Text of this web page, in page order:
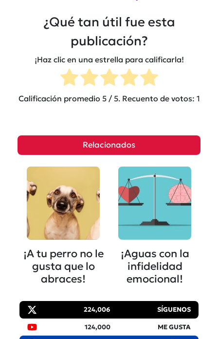
¿Qué tan útil fue esta
publicación?
¡Haz clic en una estrella para calificarla!
Calificación promedio 5/ 5. Recuento de votos: 1
Relacionados
¡A tu perro no le
gusta que lo
abraces!
¡Aguas con la
infidelidad
emocional!
224,006 SÍGUENOS
124,000 ME GUSTA